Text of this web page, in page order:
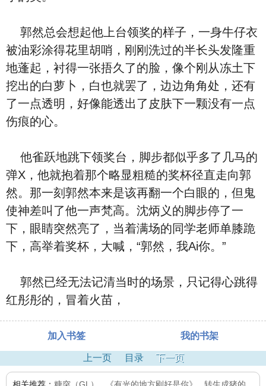
郭然总会想起他上台领奖的样子，一身牛仔衣
被油彩涂得花里胡哨，刚刚洗过的半长头发隆重
地蓬起，衬得一张捂久了的脸，像个刚从冻土下
挖出的白萝卜，白也就罢了，边边角角处，还有
了一点透明，好像能透出了皮肤下一颗没有一点
伤痕的心。
他雀跃地跳下领奖台，脚步都似乎多了几马的
弹X，他就抱着那个略显粗糙的奖杯径直走向郭
然。那一刻郭然本来是该再翻一个白眼的，但鬼
使神差叫了他一声梵高。沈炳义的脚步停了一
下，眼睛突然亮了，当着满场的同学老师单膝跪
下，高举着奖杯，大喊，“郭然，我Ai你。”
郭然已经无法记清当时的场景，只记得心跳得
红彤彤的，冒着火苗，
加入书签 我的书架
上一页 目录 下一页